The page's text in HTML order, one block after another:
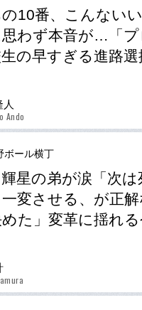
の10番、こんない
わず本音が…「プ
の早すぎる進路選
人
Ando
ボール横丁
星の弟が涙「次は
変させる、が正
た」変革に揺れる